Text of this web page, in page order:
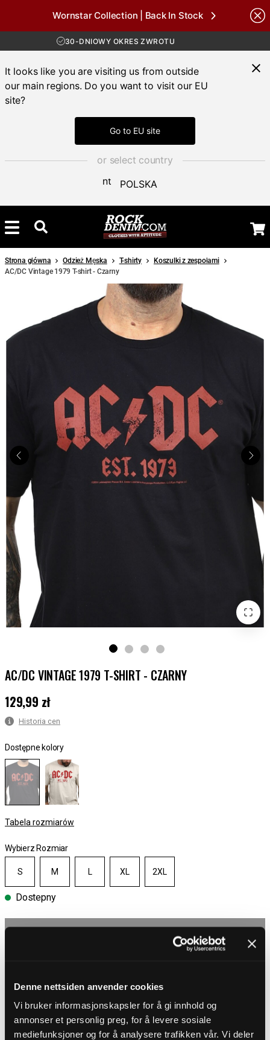
Denne nettsiden anvender cookies
Vi bruker informasjonskapsler for å gi innhold og
annonser et personlig preg, for å levere sosiale
mediefunksjoner og for å analysere trafikken vår. Vi deler
Wornstar Collection | Back In Stock
DARMOWA WYSYŁKA POWYŻEJ 450 ZŁ
DOSTAWA 4-7 DNI
DARMOWA WYSYŁKA POWYŻEJ 450 ZŁ
It looks like you are visiting us from outside
our main regions. Do you want to visit our EU
site?
Go to EU site
or select country
POLSKA
Strona główna Odzież Męska T-shirty
Koszulki z zespołami
AC/DC Vintage 1979 T-shirt - Czarny
AC/DC VINTAGE 1979 T-SHIRT - CZARNY
Cena :129,99 zł
129,99 zł
Historia cen
Dostępne kolory
Tabela rozmiarów
Wybierz Rozmiar
S M L XL 2XL
Dostepny
Wybierz rozmiar
Dostawa 4-7 dni
OPIS PRODUKTU